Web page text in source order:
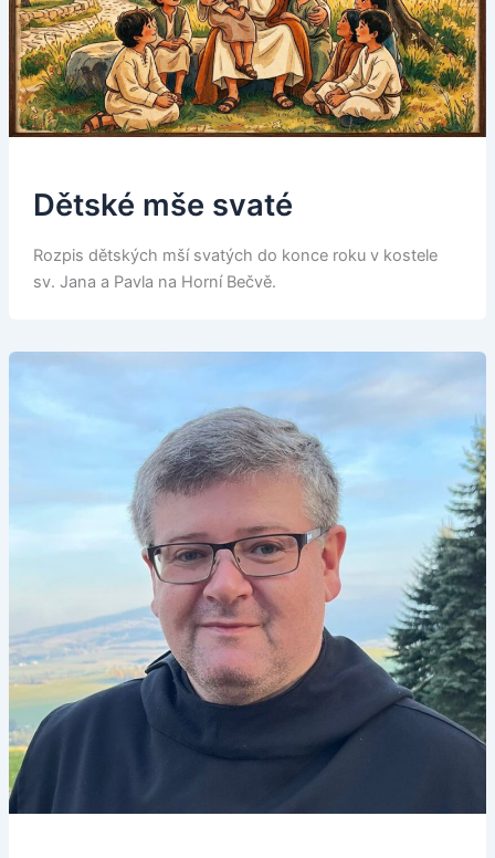
Dětské mše svaté
Rozpis dětských mší svatých do konce roku v kostele
sv. Jana a Pavla na Horní Bečvě.